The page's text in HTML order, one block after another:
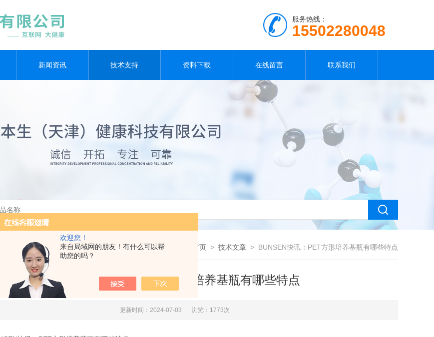
欢迎您！
来自局域网的朋友！有什么可以帮
助您的吗？
服务热线：
15502280048
新闻资讯 技术支持 资料下载 在线留言 联系我们
您现在的位置： 首页 > 技术文章 > BUNSEN快讯：PET方形培养基瓶有哪些特点
BUNSEN快讯：PET方形培养基瓶有哪些特点
更新时间：2024-07-03 浏览：1773次